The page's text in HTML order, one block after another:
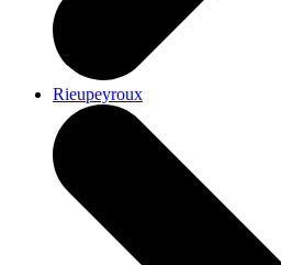
Rieupeyroux